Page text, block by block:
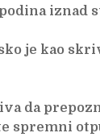
iznad
je kao
da
spremni